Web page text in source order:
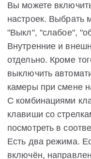
Вы можете
настроек. Выбрать
"Выкл", "слабое",
Внутренние и
отдельно. Кроме
выключить
камеры при смене
С комбинациями
клавиши со
посмотреть в
Есть два режима.
включён,